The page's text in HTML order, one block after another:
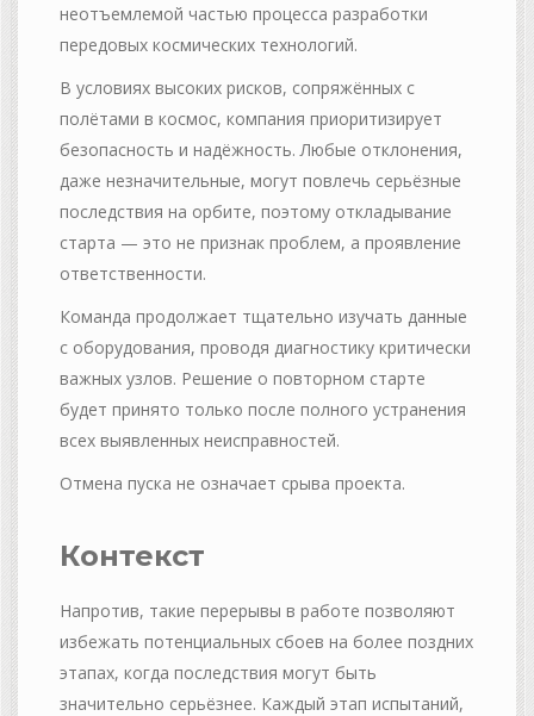
неотъемлемой частью процесса разработки
передовых космических технологий.
В условиях высоких рисков, сопряжённых с
полётами в космос, компания приоритизирует
безопасность и надёжность. Любые отклонения,
даже незначительные, могут повлечь серьёзные
последствия на орбите, поэтому откладывание
старта — это не признак проблем, а проявление
ответственности.
Команда продолжает тщательно изучать данные
с оборудования, проводя диагностику критически
важных узлов. Решение о повторном старте
будет принято только после полного устранения
всех выявленных неисправностей.
Отмена пуска не означает срыва проекта.
Контекст
Напротив, такие перерывы в работе позволяют
избежать потенциальных сбоев на более поздних
этапах, когда последствия могут быть
значительно серьёзнее. Каждый этап испытаний,